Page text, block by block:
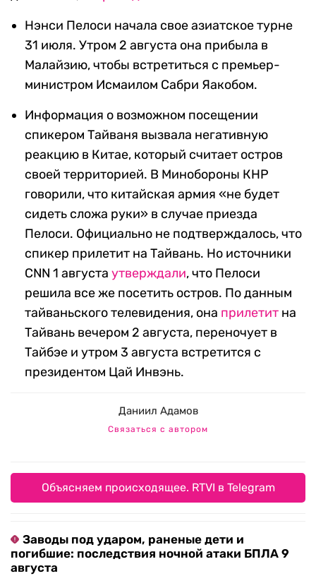
Нэнси Пелоси начала свое азиатское турне
31 июля. Утром 2 августа она прибыла в
Малайзию, чтобы встретиться с премьер-
министром Исмаилом Сабри Яакобом.
Информация о возможном посещении
спикером Тайваня вызвала негативную
реакцию в Китае, который считает остров
своей территорией. В Минобороны КНР
говорили, что китайская армия «не будет
сидеть сложа руки» в случае приезда
Пелоси. Официально не подтверждалось, что
спикер прилетит на Тайвань. Но источники
CNN 1 августа утверждали, что Пелоси
решила все же посетить остров. По данным
тайваньского телевидения, она прилетит на
Тайвань вечером 2 августа, переночует в
Тайбэе и утром 3 августа встретится с
президентом Цай Инвэнь.
Даниил Адамов
Связаться с автором
Объясняем происходящее. RTVI в Telegram
Заводы под ударом, раненые дети и
погибшие: последствия ночной атаки БПЛА 9
августа